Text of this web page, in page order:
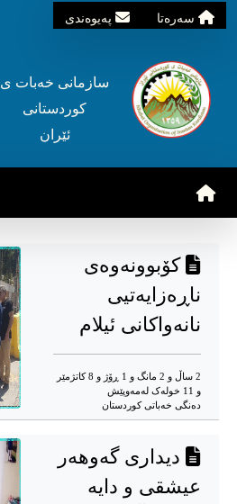
سه‌ره‌تا په‌یوه‌ندی
سازمانی خه‌بات ی
کوردستانی
ئێران
کۆبوونەوەی
ناڕەزایەتیی
نانەواکانی ئیلام
2 ساڵ و 2 مانگ و 1 ڕۆژ و 8 کاتژمێر
و 11 خوله‌ک له‌مه‌وپێش‌
دەنگی خەباتی کوردستان
دیداری گەوهەر
عیشقی و دایە